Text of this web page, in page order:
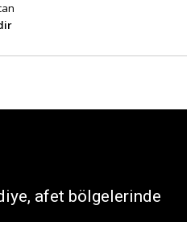
afet bölgelerinde